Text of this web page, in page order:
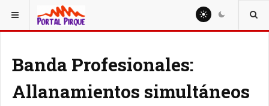
ESTÁ AQUÍ: NOTICIAS
Banda Profesionales:
Allanamientos simultáneos